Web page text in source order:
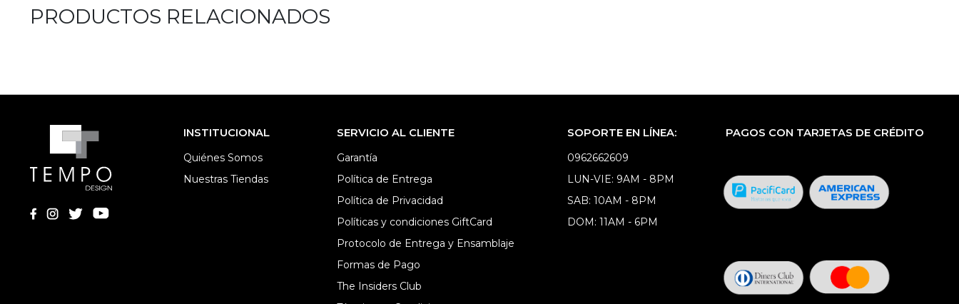
PRODUCTOS RELACIONADOS
INSTITUCIONAL
Quiénes Somos
Nuestras Tiendas
SERVICIO AL CLIENTE
Garantía
Política de Entrega
Política de Privacidad
Políticas y condiciones GiftCard
Protocolo de Entrega y Ensamblaje
Formas de Pago
The Insiders Club
SOPORTE EN LÍNEA:
0962662609
LUN-VIE: 9AM - 8PM
SAB: 10AM - 8PM
DOM: 11AM - 6PM
PAGOS CON TARJETAS DE CRÉDITO